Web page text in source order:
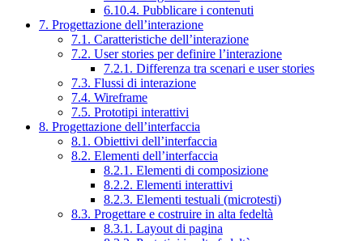
6.10.4. Pubblicare i contenuti
7. Progettazione dell’interazione
7.1. Caratteristiche dell’interazione
7.2. User stories per definire l’interazione
7.2.1. Differenza tra scenari e user stories
7.3. Flussi di interazione
7.4. Wireframe
7.5. Prototipi interattivi
8. Progettazione dell’interfaccia
8.1. Obiettivi dell’interfaccia
8.2. Elementi dell’interfaccia
8.2.1. Elementi di composizione
8.2.2. Elementi interattivi
8.2.3. Elementi testuali (microtesti)
8.3. Progettare e costruire in alta fedeltà
8.3.1. Layout di pagina